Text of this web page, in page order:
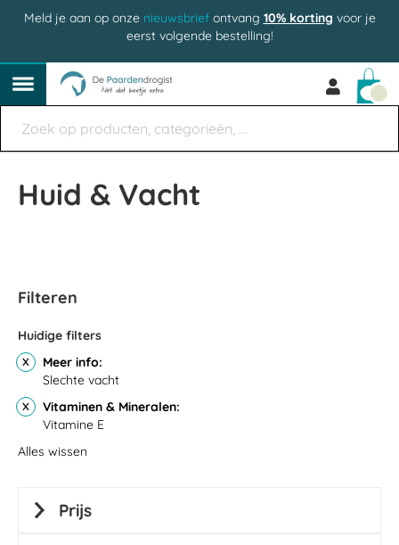
Meld je aan op onze nieuwsbriefontvang 10% korting voor je
eerst volgende bestelling!
Huid & Vacht
Filteren
Huidige filters
Meer info
Slechte vacht
Vitaminen & Mineralen
Vitamine E
Alles wissen
Prijs